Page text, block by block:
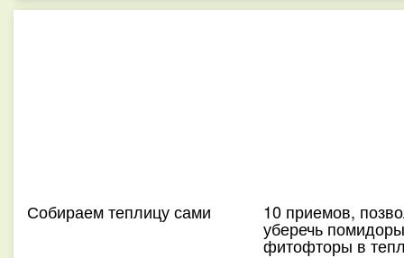
Собираем теплицу сами 10 приемов,
уберечь
фитофторы в